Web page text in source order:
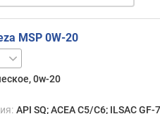
MSP 0W-20
л
0w-20
API SQ; ACEA C5/C6; ILSAC GF-